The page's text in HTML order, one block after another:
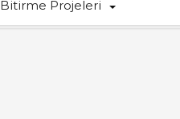
Bitirme Projeleri